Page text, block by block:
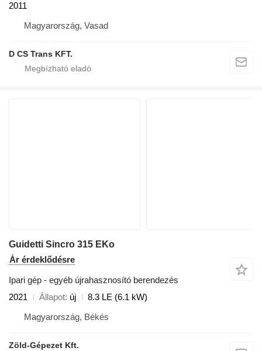
2011
Magyarország, Vasad
D CS Trans KFT.
Guidetti Sincro 315 EKo
Ár érdeklődésre
Ipari gép - egyéb újrahasznosító berendezés
2021
Állapot új
8.3 LE (6.1 kW)
Magyarország, Békés
Zöld-Gépezet Kft.